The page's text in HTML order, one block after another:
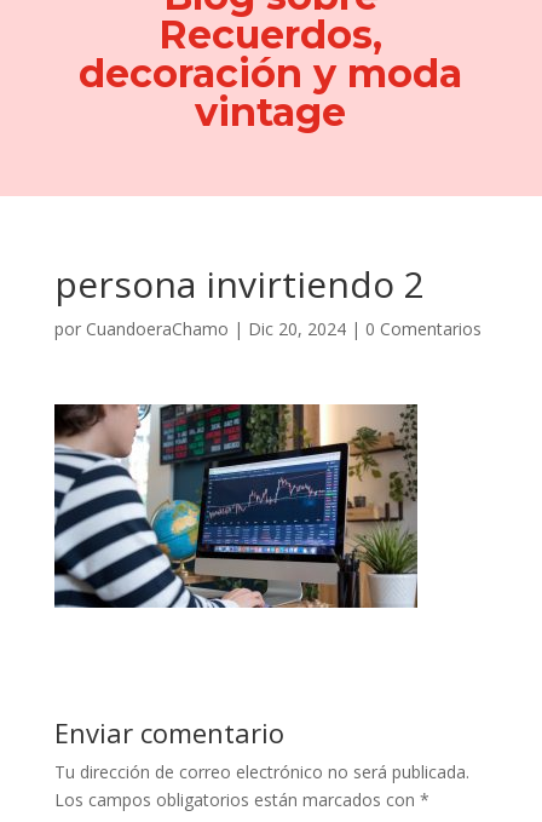
Recuerdos,
decoración y moda
vintage
persona invirtiendo 2
por CuandoeraChamo | Dic 20, 2024| 0 Comentarios
Enviar comentario
Tu dirección de correo electrónico no será publicada.
Los campos obligatorios están marcados con *